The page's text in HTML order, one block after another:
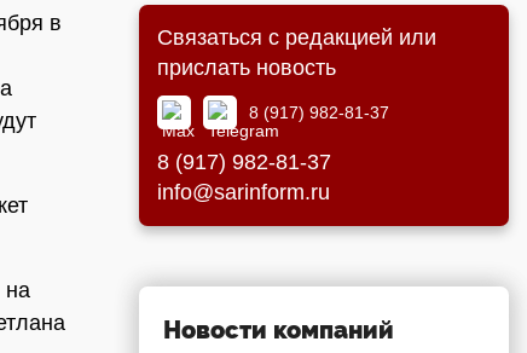
в
на
Связаться с редакцией или
прислать новость
8 (917) 982-81-37
8 (917) 982-81-37
info@sarinform.ru
Новости компаний